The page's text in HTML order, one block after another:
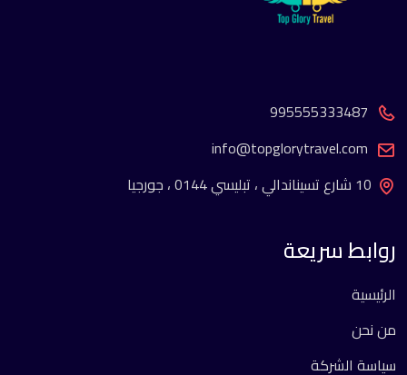
995555333487
info@topglorytravel.com
10 شارع تسيناندالي ، تبليسي 0144 ، جورجيا
روابط سريعة
الرئيسية
من نحن
سياسة الشركة